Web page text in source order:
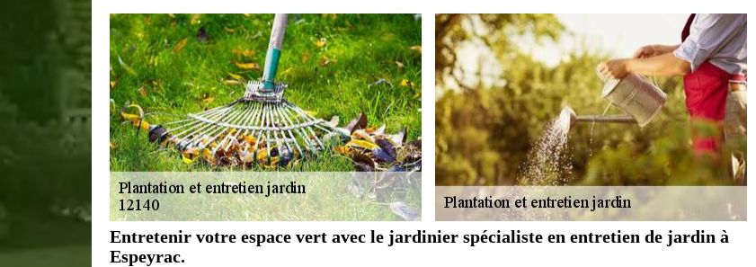
Entretenir votre espace vert avec le jardinier spécialiste en entretien de jardin à
Espeyrac.